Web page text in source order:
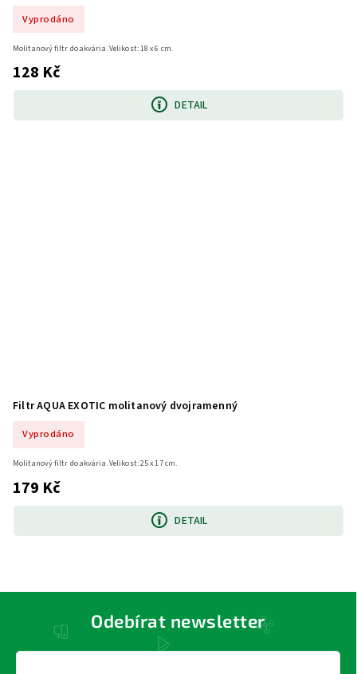
Vyprodáno
128 Kč
DETAIL
Molitanový filtr do akvária. Velikost: 18 x 6 cm.
Filtr AQUA EXOTIC molitanový dvojramenný
Vyprodáno
179 Kč
DETAIL
Molitanový filtr do akvária. Velikost: 25 x 17 cm.
Odebírat newsletter